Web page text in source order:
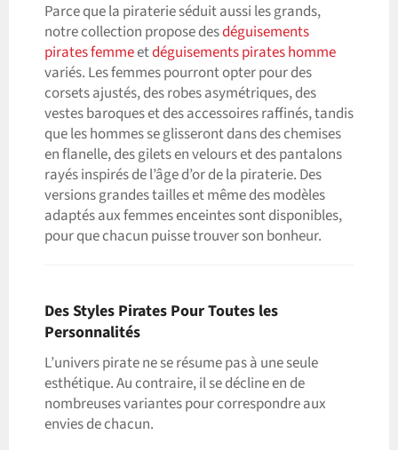
Parce que la piraterie séduit aussi les grands,
notre collection propose desdéguisements
pirates femmeetdéguisements pirates homme
variés. Les femmes pourront opter pour des
corsets ajustés, des robes asymétriques, des
vestes baroques et des accessoires raffinés, tandis
que les hommes se glisseront dans des chemises
en flanelle, des gilets en velours et des pantalons
rayés inspirés de l’âge d’or de la piraterie. Des
versions grandes tailles et même des modèles
adaptés aux femmes enceintes sont disponibles,
pour que chacun puisse trouver son bonheur.
Des Styles Pirates Pour Toutes les
Personnalités
L’univers pirate ne se résume pas à une seule
esthétique. Au contraire, il se décline en de
nombreuses variantes pour correspondre aux
envies de chacun.